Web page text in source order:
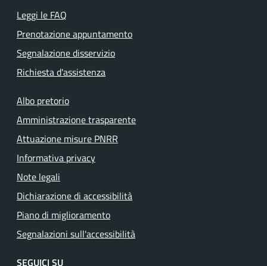
Leggi le FAQ
Prenotazione appuntamento
Segnalazione disservizio
Richiesta d'assistenza
Albo pretorio
Amministrazione trasparente
Attuazione misure PNRR
Informativa privacy
Note legali
Dichiarazione di accessibilità
Piano di miglioramento
Segnalazioni sull'accessibilità
SEGUICI SU